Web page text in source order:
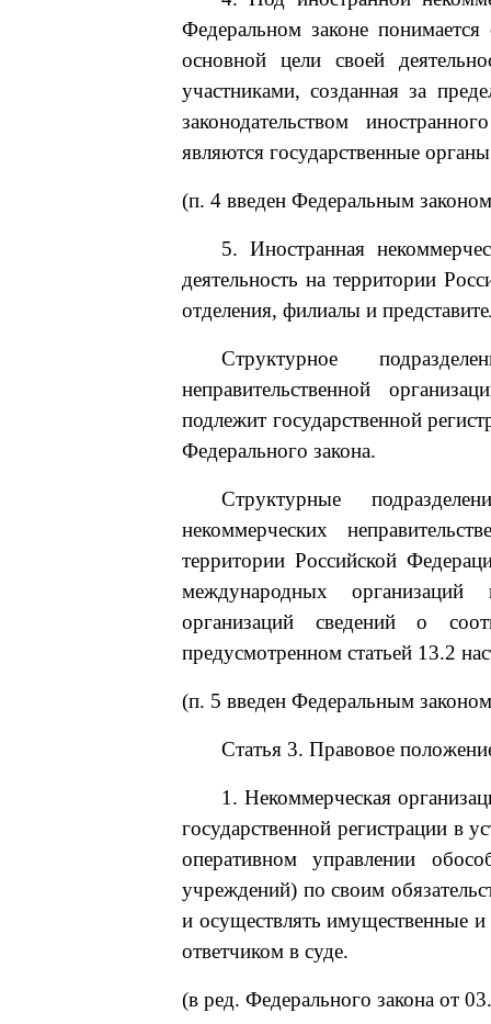
Федеральном законе
основной цели своей
участниками, созданная за
законодательством
являются государственные
(п. 4 введен Федеральным
5. Иностранная
деятельность на территории
отделения, филиалы и
Структурное
неправительственной
подлежит государственной
Федерального закона.
Структурные
некоммерческих
территории Российской
международных организаций
организаций сведений о
предусмотренном статьей 13.2
(п. 5 введен Федеральным
Статья 3. Правовое
1. Некоммерческая
государственной регистрации в
оперативном управлении
учреждений) по своим
и осуществлять имущественные
ответчиком в суде.
(в ред. Федерального закона от